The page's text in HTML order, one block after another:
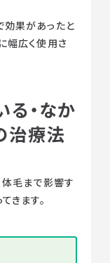
果があったと
幅広く使用さ
・なか
治療法
体毛まで影響す
きます。